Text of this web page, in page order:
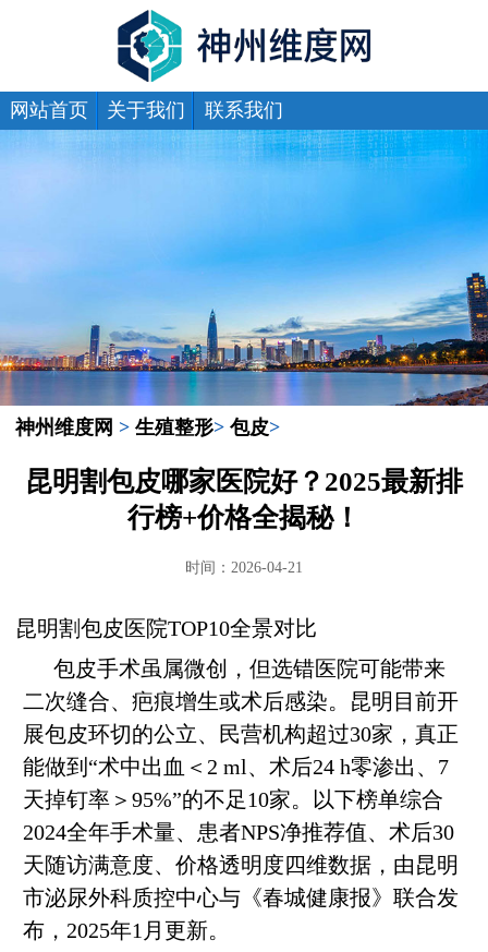
网站首页 关于我们 联系我们
神州维度网 > 生殖整形> 包皮>
昆明割包皮哪家医院好？2025最新排
行榜+价格全揭秘！
时间：2026-04-21
昆明割包皮医院TOP10全景对比
包皮手术虽属微创，但选错医院可能带来
二次缝合、疤痕增生或术后感染。昆明目前开
展包皮环切的公立、民营机构超过30家，真正
能做到“术中出血＜2 ml、术后24 h零渗出、7
天掉钉率＞95%”的不足10家。以下榜单综合
2024全年手术量、患者NPS净推荐值、术后30
天随访满意度、价格透明度四维数据，由昆明
市泌尿外科质控中心与《春城健康报》联合发
布，2025年1月更新。